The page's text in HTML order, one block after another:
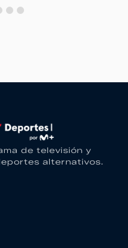
de televisión y
alternativos.